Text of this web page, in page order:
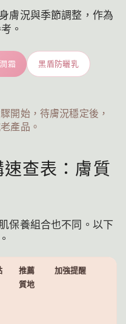
膚況與季節調整，作為
。
霜 黑盾防曬乳
開始，待膚況穩定後，
產品。
查表：膚質
保養組合也不同。以下
推薦
質地
加強提醒